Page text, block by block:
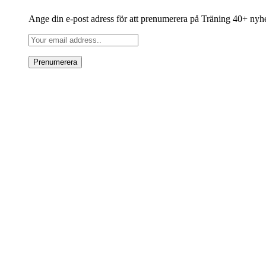
Ange din e-post adress för att prenumerera på Träning 40+